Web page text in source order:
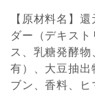
【原材料名】
ダー（デキス
ス、乳糖発酵
有）、大豆抽出
ブン、香料、ヒ